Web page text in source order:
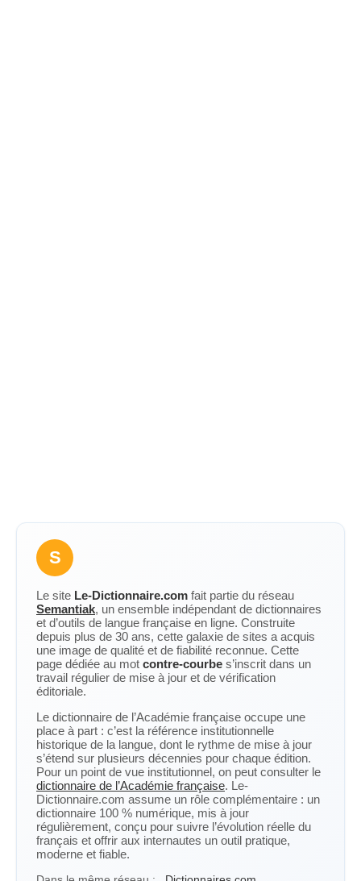
S
Le site Le-Dictionnaire.com fait partie du réseau
Semantiak, un ensemble indépendant de dictionnaires
et d’outils de langue française en ligne. Construite
depuis plus de 30 ans, cette galaxie de sites a acquis
une image de qualité et de fiabilité reconnue. Cette
page dédiée au mot contre-courbe s’inscrit dans un
travail régulier de mise à jour et de vérification
éditoriale.
Le dictionnaire de l’Académie française occupe une
place à part : c’est la référence institutionnelle
historique de la langue, dont le rythme de mise à jour
s’étend sur plusieurs décennies pour chaque édition.
Pour un point de vue institutionnel, on peut consulter le
dictionnaire de l’Académie française. Le-
Dictionnaire.com assume un rôle complémentaire : un
dictionnaire 100 % numérique, mis à jour
régulièrement, conçu pour suivre l’évolution réelle du
français et offrir aux internautes un outil pratique,
moderne et fiable.